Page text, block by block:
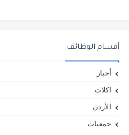
أقسام الوظائف
أخبار
اكلات
الأردن
جمعيات